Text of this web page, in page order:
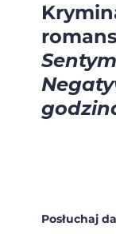
Posłuchaj